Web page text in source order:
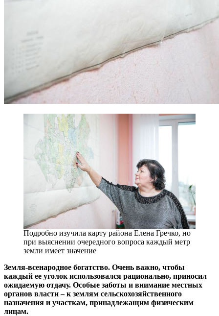
Подробно изучила карту района Елена Гречко, но
при выяснении очередного вопроса каждый метр
земли имеет значение
Земля-всенародное богатство. Очень важно, чтобы
каждый ее уголок использовался рационально, приносил
ожидаемую отдачу. Особые заботы и внимание местных
органов власти – к землям сельскохозяйственного
назначения и участкам, принадлежащим физическим
лицам.